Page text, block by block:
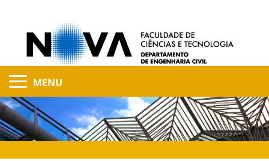
MENU